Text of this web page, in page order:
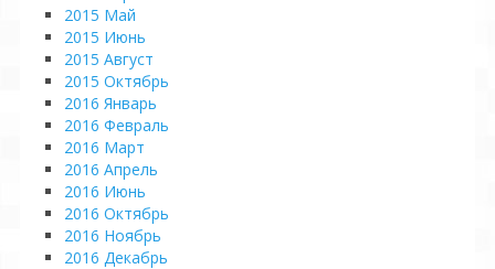
2015 Май
2015 Июнь
2015 Август
2015 Октябрь
2016 Январь
2016 Февраль
2016 Март
2016 Апрель
2016 Июнь
2016 Октябрь
2016 Ноябрь
2016 Декабрь